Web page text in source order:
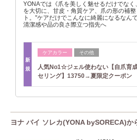
YONAでは《爪を美しく魅せるだけでなく
を大切に、甘皮・角質ケア、爪の形の補
ト。"ケアだけでこんなに綺麗になるなん
清潔感や品の良さ際立つ指先へ
新
規
ケアカラー その他
人気No1☆ジェル使わない【自爪育
セリング】13750→夏限定クーポン
ヨナ バイ ソレカ(YONA bySORECA)か